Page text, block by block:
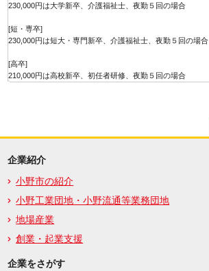
230,000円は大学新卒、介護福祉士、夜勤５回の場合
[短・専卒]
230,000円は短大・専門新卒、介護福祉士、夜勤５回の場合
[高卒]
210,000円は高校新卒、初任者研修、夜勤５回の場合
企業紹介
小野市の紹介
小野工業団地・小野流通等業務団地
地場産業
創業・起業支援
企業をさがす